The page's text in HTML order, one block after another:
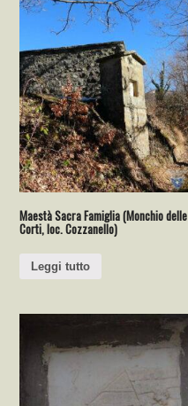
Maestà Sacra Famiglia (Monchio delle
Corti, loc. Cozzanello)
Leggi tutto